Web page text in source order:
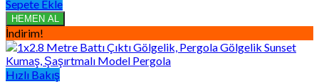
₺1.696,50.
₺940,99.
Sepete Ekle
HEMEN AL
İndirim!
Hızlı Bakış